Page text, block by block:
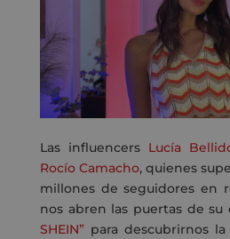
Las influencers Lucía
Rocío Camacho, quienes
millones de seguidores en
nos abren las puertas de su
SHEIN” para descubrirnos